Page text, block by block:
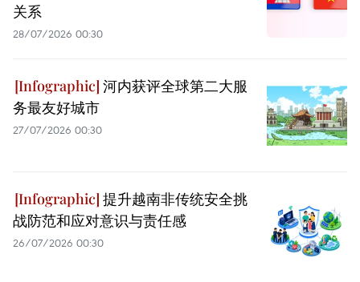
关系
28/07/2026 00:30
河内获评全球第二大服
务最友好城市
27/07/2026 00:30
提升越南非传统安全挑
战防范和应对意识与责任感
26/07/2026 00:30